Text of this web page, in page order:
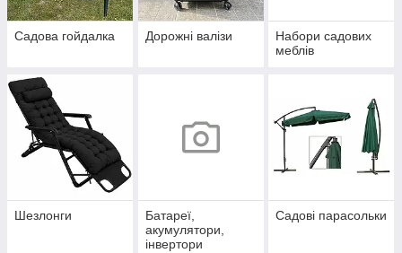
Садова гойдалка Дорожні валізи
Набори садових
меблів
Шезлонги
Батареї,
акумулятори,
інвертори
Садові парасольки